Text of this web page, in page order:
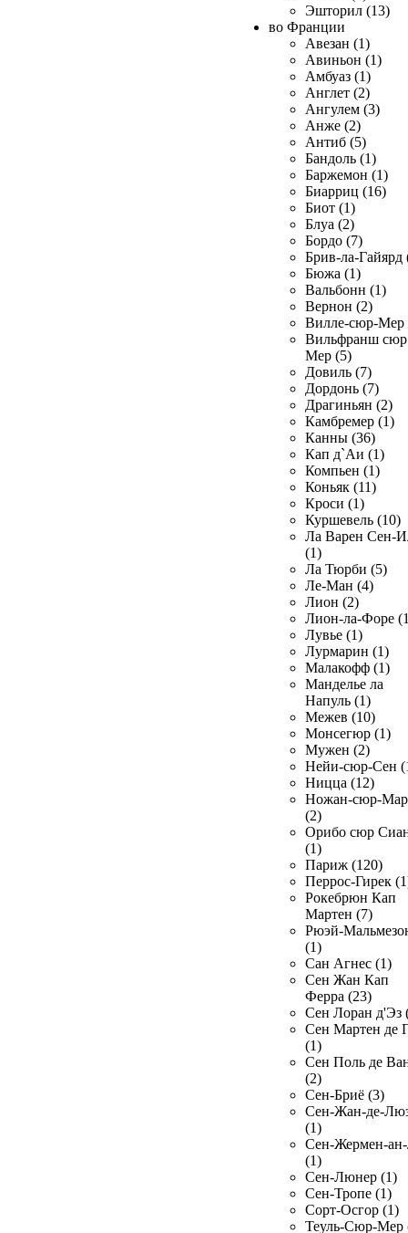
Эшторил (13)
во Франции
Авезан (1)
Авиньон (1)
Амбуаз (1)
Англет (2)
Ангулем (3)
Анже (2)
Антиб (5)
Бандоль (1)
Баржемон (1)
Биарриц (16)
Биот (1)
Блуа (2)
Бордо (7)
Брив-ла-Гайярд
Бюжа (1)
Вальбонн (1)
Вернон (2)
Вилле-сюр-Мер
Вильфранш сюр
Мер (5)
Довиль (7)
Дордонь (7)
Драгиньян (2)
Камбремер (1)
Канны (36)
Кап д`Аи (1)
Компьен (1)
Коньяк (11)
Кроси (1)
Куршевель (10)
Ла Варен Сен-
(1)
Ла Тюрби (5)
Ле-Ман (4)
Лион (2)
Лион-ла-Форе
Лувье (1)
Лурмарин (1)
Малакофф (1)
Манделье ла
Напуль (1)
Межев (10)
Монсегюр (1)
Мужен (2)
Нейи-сюр-Сен
Ницца (12)
Ножан-сюр-
(2)
Орибо сюр
(1)
Париж (120)
Перрос-Гирек
Рокебрюн Кап
Мартен (7)
Рюэй-
(1)
Сан Агнес (1)
Сен Жан Кап
Ферра (23)
Сен Лоран д'Эз
Сен Мартен де
(1)
Сен Поль де
(2)
Сен-Бриё (3)
Сен-Жан-де-
(1)
Сен-Жермен-
(1)
Сен-Люнер (1)
Сен-Тропе (1)
Сорт-Осгор (1)
Теуль-Сюр-Мер